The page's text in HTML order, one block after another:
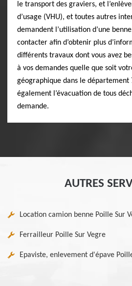
le transport des graviers, et
d’usage (VHU), et toutes autres
demandent l’utilisation d’une
contacter afin d’obtenir plus
différents travaux dont vous avez
à vos demandes quelle que soit
géographique dans le département
également l’évacuation de tous
demande.
AUTRES
Location camion benne Poille Sur
Ferrailleur Poille Sur Vegre
Epaviste, enlevement d'épave